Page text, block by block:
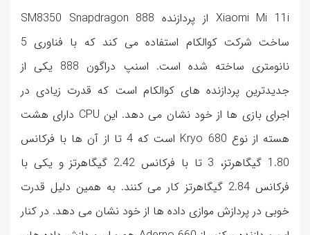
Xiaomi Mi 11i از پردازنده SM8350 Snapdragon 888
ساخت شرکت کوالکام استفاده می کند که با فناوری 5
نانومتری ساخته شده است. اسنپ دراگون 888 یکی از
جدیدترین پردازنده های کوالکام است که قدرت زیادی در
اجرای بازی ها از خود نشان می دهد. این CPU دارای هشت
هسته از نوع Kryo 680 است که 4 تا از آن ها با فرکانس
1.80 گیگاهرتز، 3 تا با فرکانس 2.42 گیگاهرتز و یکی با
فرکانس 2.84 گیگاهرتز کار می کنند. به همین دلیل قدرت
خوبی در پردازش موازی داده ها از خود نشان می دهد. در کنار